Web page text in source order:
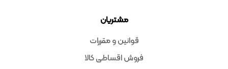
مشتریان
قوانین و مقررات
فروش اقساطی کالا